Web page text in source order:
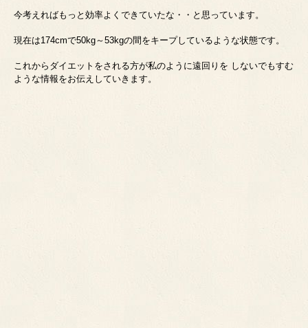
今考えればもっと効率よくできていたな・・と思っています。
現在は174cmで50kg～53kgの間をキープしているような状態です。
これからダイエットをされる方が私のように遠回りを しないでもすむ
ような情報をお伝えしていきます。